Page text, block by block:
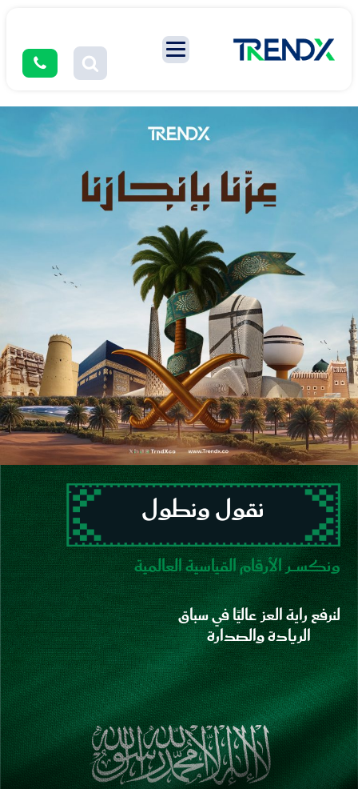
نقول ونطول
ونكســـر الأرقام القياسية العالمية
لنرفع راية العز عاليًا في سباق
الريادة والصدارة